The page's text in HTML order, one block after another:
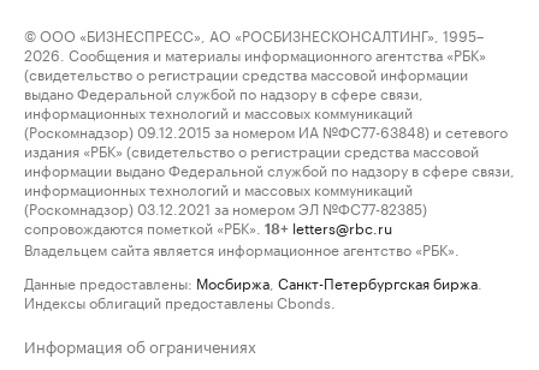
© ООО «БИЗНЕСПРЕСС», АО «РОСБИЗНЕСКОНСАЛТИНГ», 1995–
2026. Сообщения и материалы информационного агентства «РБК»
(свидетельство о регистрации средства массовой информации
выдано Федеральной службой по надзору в сфере связи,
информационных технологий и массовых коммуникаций
(Роскомнадзор) 09.12.2015 за номером ИА №ФС77-63848) и сетевого
издания «РБК» (свидетельство о регистрации средства массовой
информации выдано Федеральной службой по надзору в сфере связи,
информационных технологий и массовых коммуникаций
(Роскомнадзор) 03.12.2021 за номером ЭЛ №ФС77-82385)
сопровождаются пометкой «РБК».
18+ letters@rbc.ru
Владельцем сайта является информационное агентство «РБК».
Данные предоставлены: Мосбиржа Санкт-Петербургская биржа
Индексы облигаций предоставлены Cbonds.
Информация об ограничениях